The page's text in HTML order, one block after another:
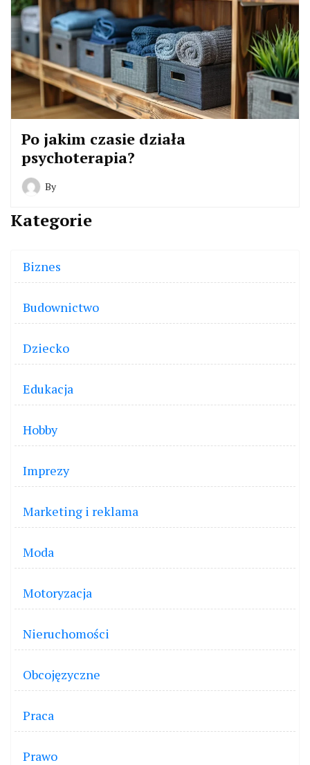
Po jakim czasie działa
psychoterapia?
By
Kategorie
Biznes
Budownictwo
Dziecko
Edukacja
Hobby
Imprezy
Marketing i reklama
Moda
Motoryzacja
Nieruchomości
Obcojęzyczne
Praca
Prawo